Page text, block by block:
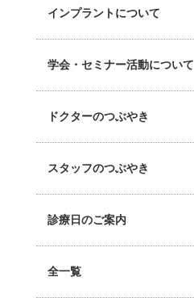
インプラントについて
学会・セミナー活動について
ドクターのつぶやき
スタッフのつぶやき
診療日のご案内
全一覧